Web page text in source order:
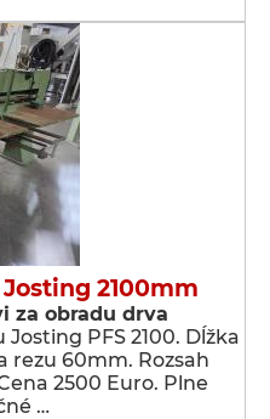
2100mm
za obradu drva
PFS 2100. Dĺžka
rezu 60mm. Rozsah
2500 Euro. Plne
…